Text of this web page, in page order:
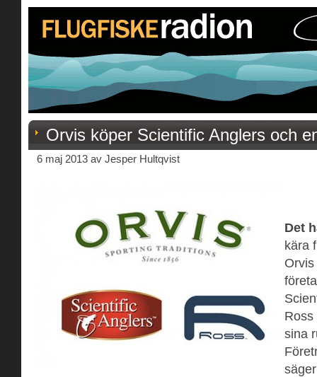
Orvis köper Scientific Anglers och
6 maj 2013 av Jesper Hultqvist
Det
kära
Ross
sina